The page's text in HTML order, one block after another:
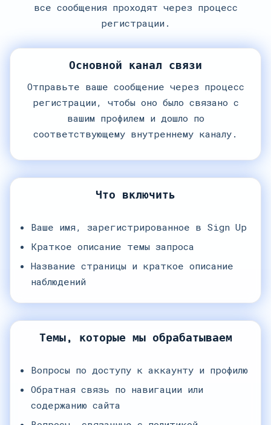
все сообщения проходят через процесс
регистрации.
Основной канал связи
Отправьте ваше сообщение через процесс
регистрации, чтобы оно было связано с
вашим профилем и дошло по
соответствующему внутреннему каналу.
Что включить
Ваше имя, зарегистрированное в Sign Up
Краткое описание темы запроса
Название страницы и краткое описание
наблюдений
Темы, которые мы обрабатываем
Вопросы по доступу к аккаунту и профилю
Обратная связь по навигации или
содержанию сайта